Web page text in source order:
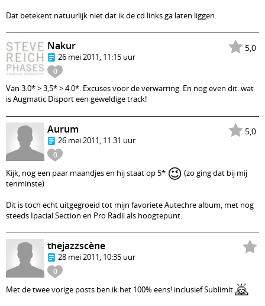
Dat betekent natuurlijk niet dat ik de cd links ga laten liggen.
5,0
0
Nakur
26 mei 2011, 11:15 uur
Van 3.0* > 3,5* > 4.0*. Excuses voor de verwarring. En nog even dit: wat
is Augmatic Disport een geweldige track!
5,0
0
Aurum
26 mei 2011, 11:31 uur
Kijk, nog een paar maandjes en hij staat op 5* 😉 (zo ging dat bij mij
tenminste)
Dit is toch echt uitgegroeid tot mijn favoriete Autechre album, met nog
steeds Ipacial Section en Pro Radii als hoogtepunt.
0
thejazzscène
28 mei 2011, 10:35 uur
Met de twee vorige posts ben ik het 100% eens! inclusief Sublimit🙇